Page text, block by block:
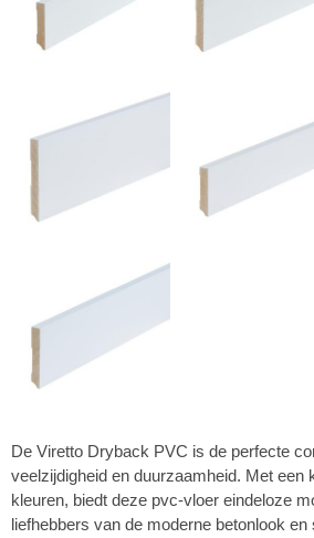
De Viretto Dryback PVC is de perfecte
veelzijdigheid en duurzaamheid. Met een
kleuren, biedt deze pvc-vloer eindeloze
liefhebbers van de moderne betonlook